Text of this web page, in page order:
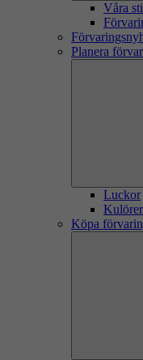
Våra
Planera
Luckor
Köpa